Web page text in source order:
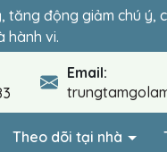
tăng động giảm chú ý,
hành vi.
quyết định sự hòa
Email:
Theo dõi tại nhà